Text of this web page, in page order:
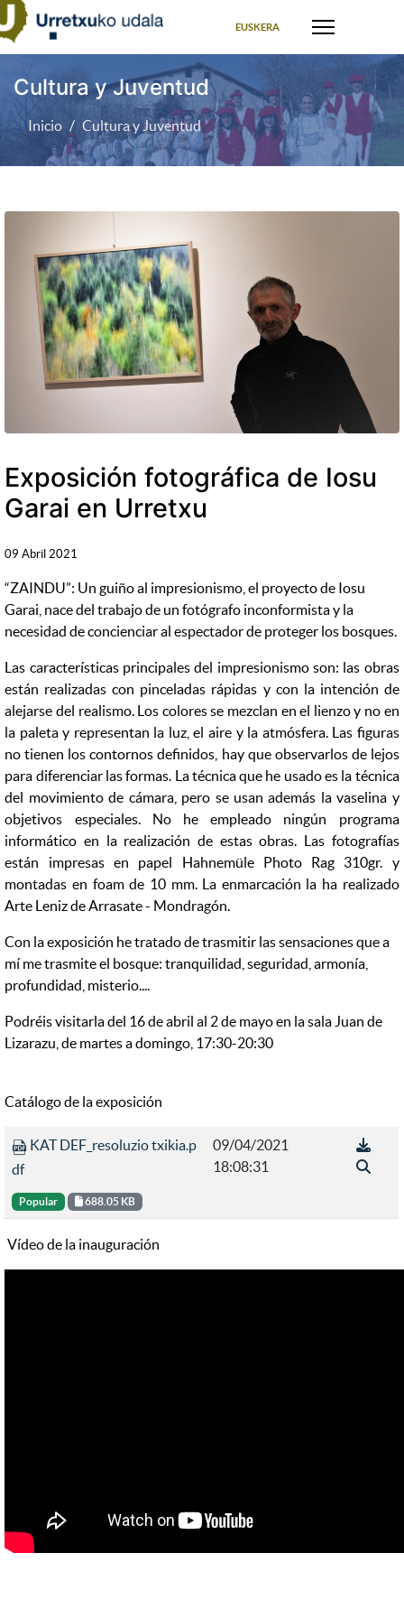
EUSKERA
Cultura y Juventud
Inicio Cultura y Juventud
Exposición fotográfica de Iosu
Garai en Urretxu
09 Abril 2021
“ZAINDU”: Un guiño al impresionismo, el proyecto de Iosu
Garai, nace del trabajo de un fotógrafo inconformista y la
necesidad de concienciar al espectador de proteger los bosques.
Las características principales del impresionismo son: las obras
están realizadas con pinceladas rápidas y con la intención de
alejarse del realismo. Los colores se mezclan en el lienzo y no en
la paleta y representan la luz, el aire y la atmósfera. Las figuras
no tienen los contornos definidos, hay que observarlos de lejos
para diferenciar las formas. La técnica que he usado es la técnica
del movimiento de cámara, pero se usan además la vaselina y
objetivos especiales. No he empleado ningún programa
informático en la realización de estas obras. Las fotografías
están impresas en papel Hahnemüle Photo Rag 310gr. y
montadas en foam de 10 mm. La enmarcación la ha realizado
Arte Leniz de Arrasate - Mondragón.
Con la exposición he tratado de trasmitir las sensaciones que a
mí me trasmite el bosque: tranquilidad, seguridad, armonía,
profundidad, misterio....
Podréis visitarla del 16 de abril al 2 de mayo en la sala Juan de
Lizarazu, de martes a domingo, 17:30-20:30
Catálogo de la exposición
KAT DEF_resoluzio txikia.p
df
Popular 688.05 KB
09/04/2021
18:08:31
Vídeo de la inauguración